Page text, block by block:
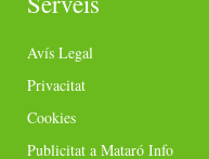
Avís Legal
Privacitat
Cookies
Publicitat a Mataró Info